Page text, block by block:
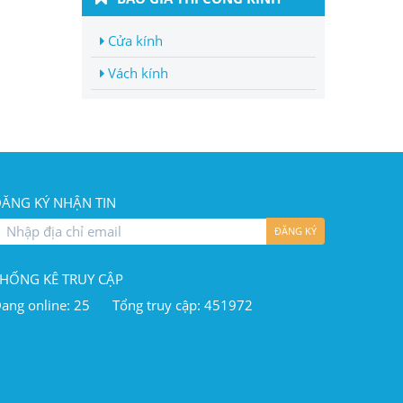
Cửa kính
Vách kính
KÝ NHẬN TIN
ĐĂNG KÝ
KÊ TRUY CẬP
online: 25
Tổng truy cập: 451972